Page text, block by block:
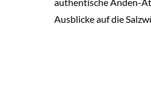
Ausblicke auf die